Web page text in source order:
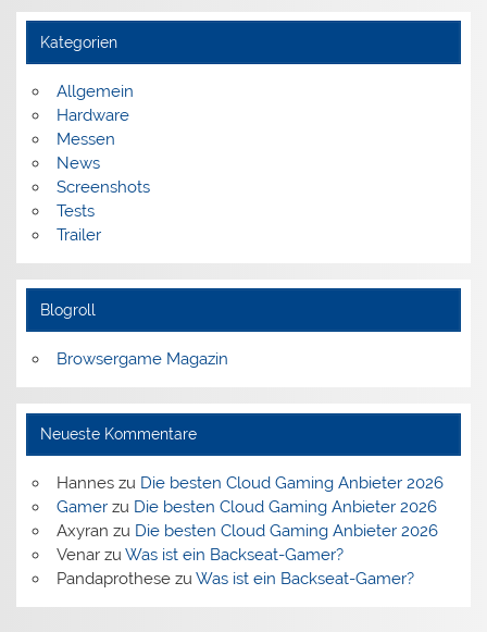
Kategorien
Allgemein
Hardware
Messen
News
Screenshots
Tests
Trailer
Blogroll
Browsergame Magazin
Neueste Kommentare
Hanneszu Die besten Cloud Gaming Anbieter 2026
Gamerzu Die besten Cloud Gaming Anbieter 2026
Axyran zu Die besten Cloud Gaming Anbieter 2026
Venarzu Was ist ein Backseat-Gamer?
Pandaprothesezu Was ist ein Backseat-Gamer?